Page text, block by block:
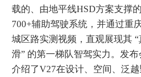
载的、由地平线HSD方案支撑
700+辅助驾驶系统，并通过重
城区路实测视频，直观展现其
滑” 的第一梯队智驾实力。发
介绍了V27在设计、空间、泛